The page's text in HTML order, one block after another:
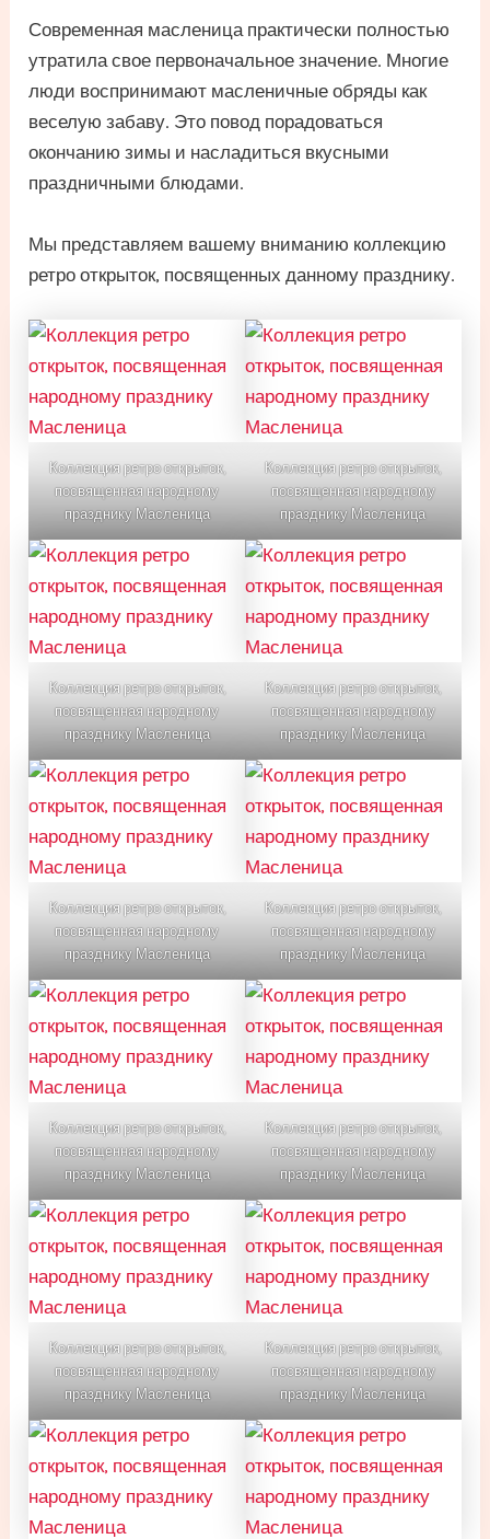
Современная масленица практически полностью
утратила свое первоначальное значение. Многие
люди воспринимают масленичные обряды как
веселую забаву. Это повод порадоваться
окончанию зимы и насладиться вкусными
праздничными блюдами.
Мы представляем вашему вниманию коллекцию
ретро открыток, посвященных данному празднику.
Коллекция ретро открыток,
посвященная народному
празднику Масленица
Коллекция ретро открыток,
посвященная народному
празднику Масленица
Коллекция ретро открыток,
посвященная народному
празднику Масленица
Коллекция ретро открыток,
посвященная народному
празднику Масленица
Коллекция ретро открыток,
посвященная народному
празднику Масленица
Коллекция ретро открыток,
посвященная народному
празднику Масленица
Коллекция ретро открыток,
посвященная народному
празднику Масленица
Коллекция ретро открыток,
посвященная народному
празднику Масленица
Коллекция ретро открыток,
посвященная народному
празднику Масленица
Коллекция ретро открыток,
посвященная народному
празднику Масленица